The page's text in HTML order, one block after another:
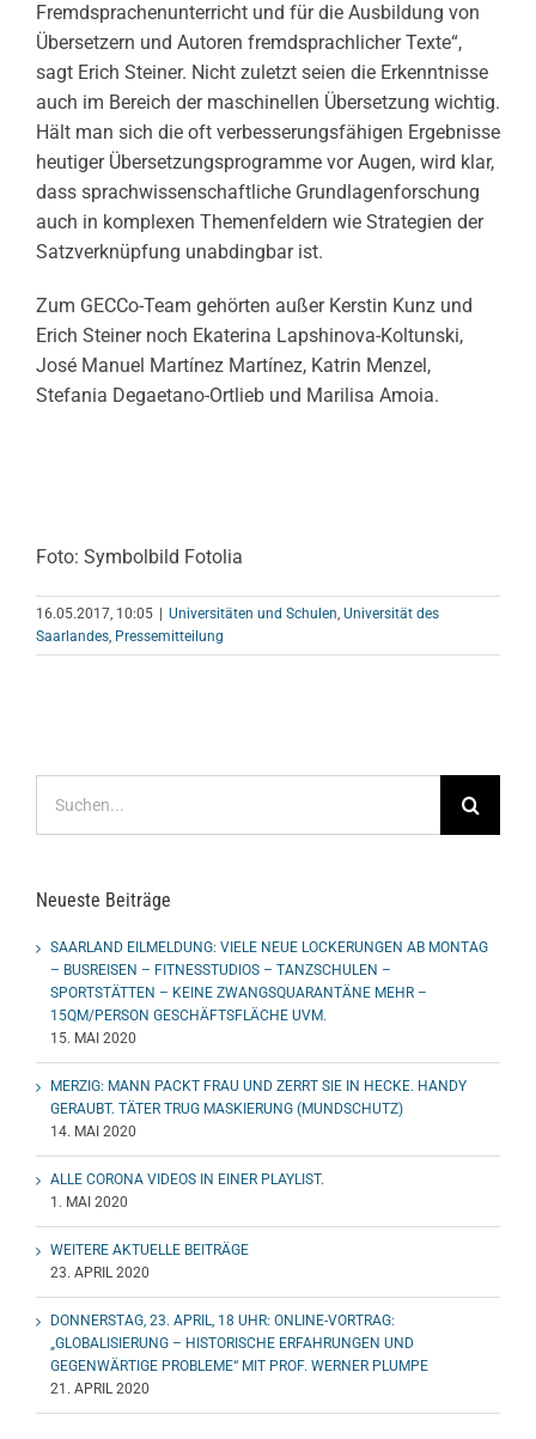
Fremdsprachenunterricht und für die Ausbildung von
Übersetzern und Autoren fremdsprachlicher Texte“,
sagt Erich Steiner. Nicht zuletzt seien die Erkenntnisse
auch im Bereich der maschinellen Übersetzung wichtig.
Hält man sich die oft verbesserungsfähigen Ergebnisse
heutiger Übersetzungsprogramme vor Augen, wird klar,
dass sprachwissenschaftliche Grundlagenforschung
auch in komplexen Themenfeldern wie Strategien der
Satzverknüpfung unabdingbar ist.
Zum GECCo-Team gehörten außer Kerstin Kunz und
Erich Steiner noch Ekaterina Lapshinova-Koltunski,
José Manuel Martínez Martínez, Katrin Menzel,
Stefania Degaetano-Ortlieb und Marilisa Amoia.
Foto: Symbolbild Fotolia
16.05.2017, 10:05 Universitäten und Schulen, Universität des
Saarlandes, Pressemitteilung
nach:
Neueste Beiträge
SAARLAND EILMELDUNG: VIELE NEUE LOCKERUNGEN AB MONTAG
– BUSREISEN – FITNESSTUDIOS – TANZSCHULEN –
SPORTSTÄTTEN – KEINE ZWANGSQUARANTÄNE MEHR –
15QM/PERSON GESCHÄFTSFLÄCHE UVM.
15. MAI 2020
MERZIG: MANN PACKT FRAU UND ZERRT SIE IN HECKE. HANDY
GERAUBT. TÄTER TRUG MASKIERUNG (MUNDSCHUTZ)
14. MAI 2020
ALLE CORONA VIDEOS IN EINER PLAYLIST.
1. MAI 2020
WEITERE AKTUELLE BEITRÄGE
23. APRIL 2020
DONNERSTAG, 23. APRIL, 18 UHR: ONLINE-VORTRAG:
„GLOBALISIERUNG – HISTORISCHE ERFAHRUNGEN UND
GEGENWÄRTIGE PROBLEME“ MIT PROF. WERNER PLUMPE
21. APRIL 2020